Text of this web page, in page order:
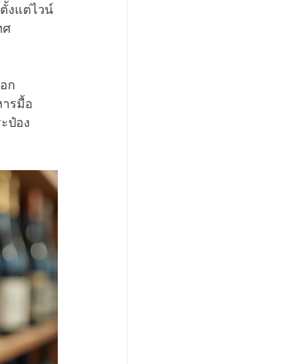
งแต่ไวน์
ก
รมื้อ
ป๋อง